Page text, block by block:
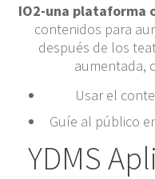
IO2-una plataforma
contenidos para
después de los
aumentada,
Usar el
Guíe al público
YDMS